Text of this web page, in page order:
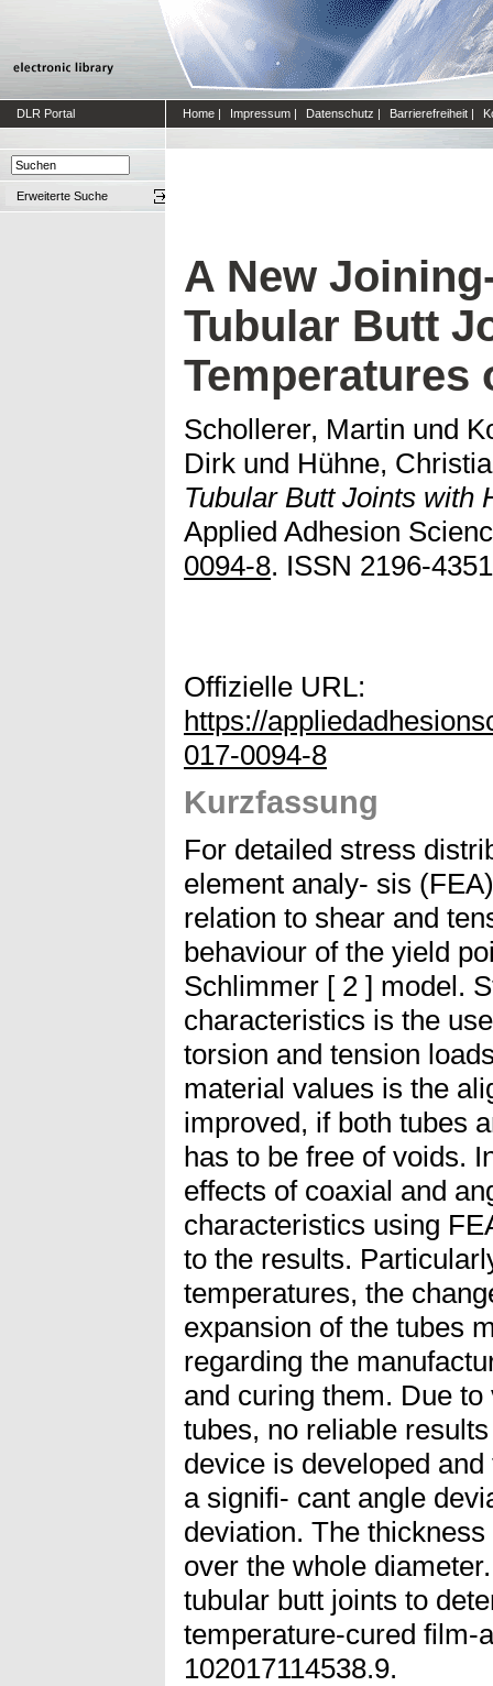
DLR Portal Home | Impressum | Datenschutz | Barrierefreiheit |
Erweiterte Suche
A New
Tubular Butt
Temperatures
Schollerer, Martin und
Dirk und Hühne,
Tubular Butt Joints with
Applied Adhesion
0094-8. ISSN 2196-
Offizielle URL:
https://
017-0094-8
Kurzfassung
For detailed stress
element analy- sis
relation to shear and
behaviour of the yield
Schlimmer [ 2 ] model.
characteristics is the
torsion and tension
material values is the
improved, if both tubes
has to be free of voids.
effects of coaxial and
characteristics using
to the results.
temperatures, the
expansion of the tubes
regarding the
and curing them. Due
tubes, no reliable
device is developed
a signifi- cant angle
deviation. The
over the whole
tubular butt joints to
temperature-cured film-
102017114538.9.